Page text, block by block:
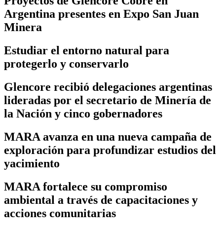
Argentina presentes en Expo San Juan
Minera
Estudiar el entorno natural para
protegerlo y conservarlo
Glencore recibió delegaciones argentinas
lideradas por el secretario de Minería de
la Nación y cinco gobernadores
MARA avanza en una nueva campaña de
exploración para profundizar estudios del
yacimiento
MARA fortalece su compromiso
ambiental a través de capacitaciones y
acciones comunitarias